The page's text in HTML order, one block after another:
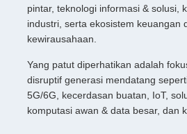
pintar, teknologi informasi & solusi,
industri, serta ekosistem keuangan
kewirausahaan.
Yang patut diperhatikan adalah
disruptif generasi mendatang
5G/6G, kecerdasan buatan, IoT,
komputasi awan & data besar, dan